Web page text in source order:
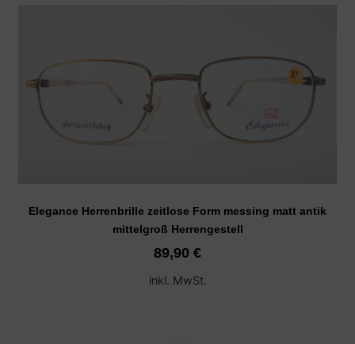
Elegance Herrenbrille zeitlose Form messing matt antik
mittelgroß Herrengestell
89,90 €
inkl. MwSt.